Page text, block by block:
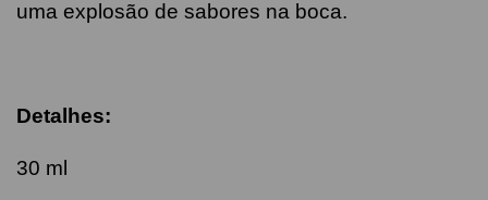
uma explosão de sabores na boca.
Detalhes:
30 ml